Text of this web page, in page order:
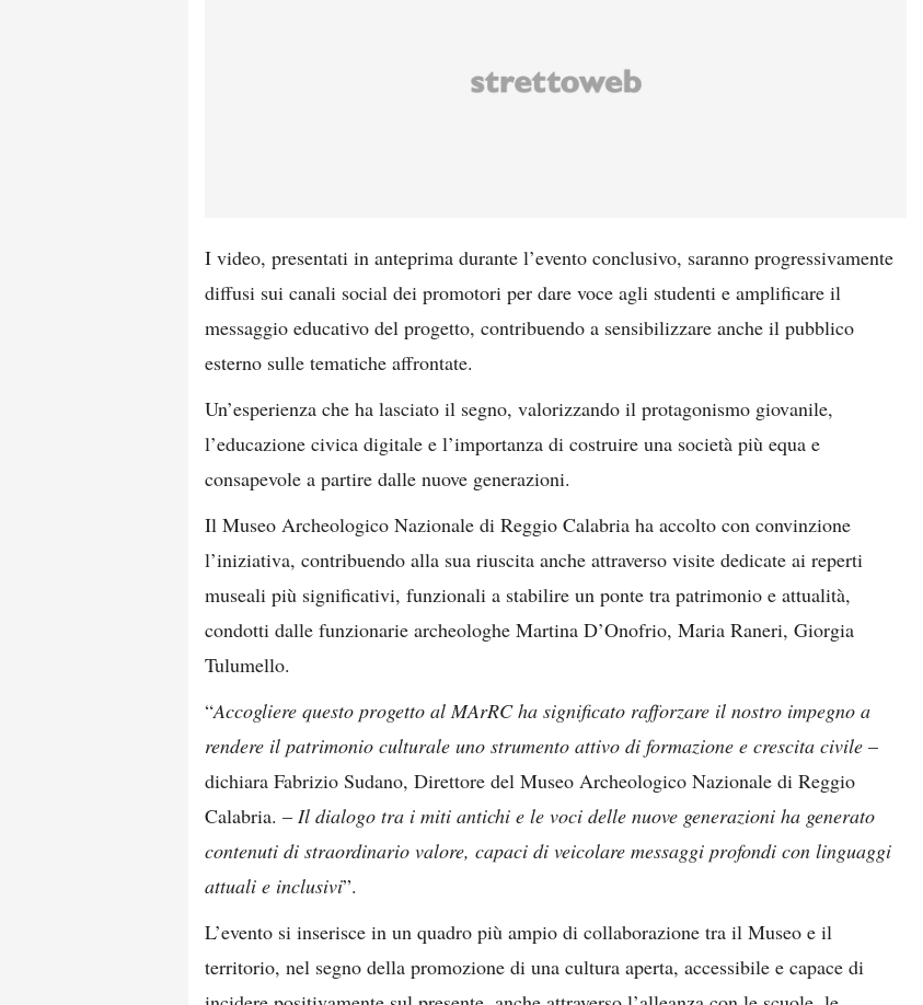
I video, presentati in anteprima durante l’evento conclusivo, saranno progressivamente
diffusi sui canali social dei promotori per dare voce agli studenti e amplificare il
messaggio educativo del progetto, contribuendo a sensibilizzare anche il pubblico
esterno sulle tematiche affrontate.
Un’esperienza che ha lasciato il segno, valorizzando il protagonismo giovanile,
l’educazione civica digitale e l’importanza di costruire una società più equa e
consapevole a partire dalle nuove generazioni.
Il Museo Archeologico Nazionale di Reggio Calabria ha accolto con convinzione
l’iniziativa, contribuendo alla sua riuscita anche attraverso visite dedicate ai reperti
museali più significativi, funzionali a stabilire un ponte tra patrimonio e attualità,
condotti dalle funzionarie archeologhe Martina D’Onofrio, Maria Raneri, Giorgia
Tulumello.
“Accogliere questo progetto al MArRC ha significato rafforzare il nostro impegno a
rendere il patrimonio culturale uno strumento attivo di formazione e crescita civile –
dichiara Fabrizio Sudano, Direttore del Museo Archeologico Nazionale di Reggio
Calabria. – Il dialogo tra i miti antichi e le voci delle nuove generazioni ha generato
contenuti di straordinario valore, capaci di veicolare messaggi profondi con linguaggi
attuali e inclusivi”.
L’evento si inserisce in un quadro più ampio di collaborazione tra il Museo e il
territorio, nel segno della promozione di una cultura aperta, accessibile e capace di